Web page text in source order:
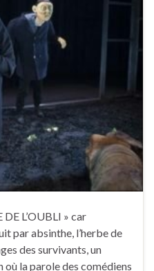
DE L’OUBLI » car
par absinthe, l’herbe de
des survivants, un
la parole des comédiens